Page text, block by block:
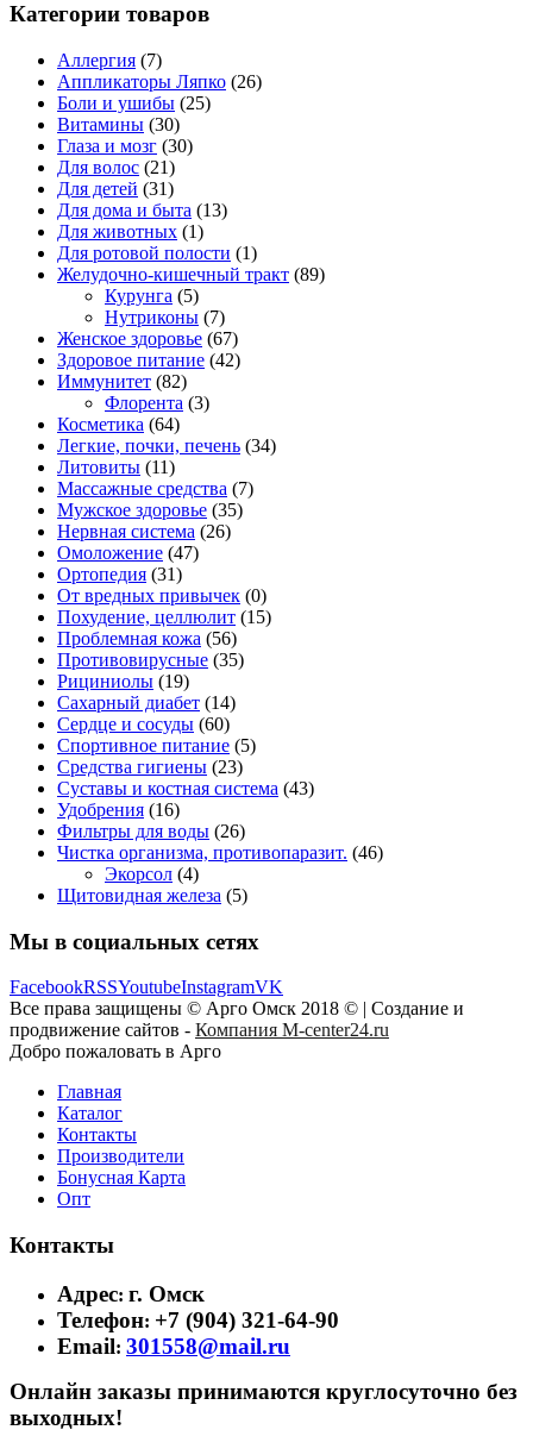
Категории товаров
Аллергия (7)
Аппликаторы Ляпко (26)
Боли и ушибы (25)
Витамины (30)
Глаза и мозг (30)
Для волос (21)
Для детей (31)
Для дома и быта (13)
Для животных (1)
Для ротовой полости (1)
Желудочно-кишечный тракт (89)
Курунга (5)
Нутриконы (7)
Женское здоровье (67)
Здоровое питание (42)
Иммунитет (82)
Флорента (3)
Косметика (64)
Легкие, почки, печень (34)
Литовиты (11)
Массажные средства (7)
Мужское здоровье (35)
Нервная система (26)
Омоложение (47)
Ортопедия (31)
От вредных привычек (0)
Похудение, целлюлит (15)
Проблемная кожа (56)
Противовирусные (35)
Рициниолы (19)
Сахарный диабет (14)
Сердце и сосуды (60)
Спортивное питание (5)
Средства гигиены (23)
Суставы и костная система (43)
Удобрения (16)
Фильтры для воды (26)
Чистка организма, противопаразит. (46)
Экорсол (4)
Щитовидная железа (5)
Мы в социальных сетях
FacebookRSSYoutubeInstagramVK
Все права защищены © Арго Омск 2018 © | Создание и
продвижение сайтов - Компания M-center24.ru
Добро пожаловать в Арго
Главная
Каталог
Контакты
Производители
Бонусная Карта
Опт
Контакты
Адрес: г. Омск
Телефон: +7 (904) 321-64-90
Email: 301558@mail.ru
Онлайн заказы принимаются круглосуточно без
выходных!